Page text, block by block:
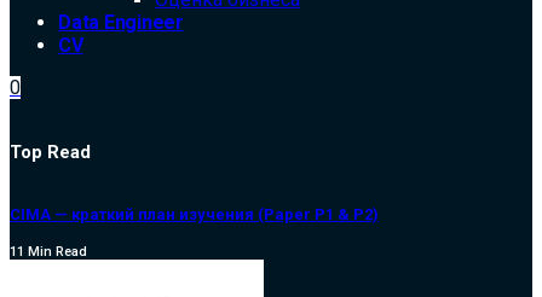
Data Engineer
CV
0
Top Read
CIMA — краткий план изучения (Paper P1 & P2)
11 Min Read